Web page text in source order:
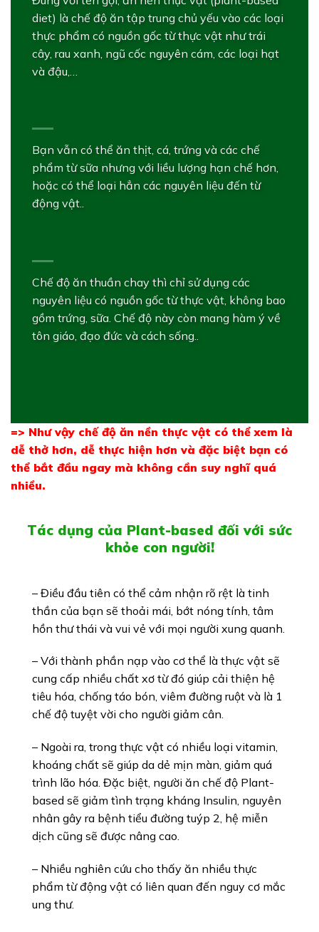
diet) là chế độ ăn tập trung chủ yếu vào các loại
thực phẩm có nguồn gốc từ thực vật như trái
cây, rau xanh, ngũ cốc nguyên cám, các loại hạt
và đậu,…
Bạn vẫn có thể ăn thịt, cá, trứng và các chế
phẩm từ sữa nhưng với liều lượng hạn chế hơn,
hoặc có thể loại hẳn các nguyên liệu đến từ
động vật..
Chế độ ăn thuần chay thì chỉ sử dụng các
nguyên liệu có nguồn gốc từ thực vật, không bao
gồm trứng, sữa. Chế độ này còn mang hàm ý về
tôn giáo, đạo đức và cách sống..
=> Như vậy chế độ ăn nền thực vật có thể xem là
dễ thở hơn, dễ thực hiện hơn và đặc biệt bạn có
thể bắt đầu ngay mà không cần suy nghĩ quá
nhiều.
Tác dụng của Plant-based đối với sức
khỏe con người!
– Điều đầu tiên có thể cảm nhận rõ rệt là tinh
thần của bạn sẽ thoải mái, bớt nóng tính, tâm
hồn thư thái và vui vẻ với mọi người xung quanh.
– Với thành phần nạp vào cơ thể là thực vật sẽ
cung cấp nhiều chất xơ từ đó giúp cải thiện hệ
tiêu hóa, chống táo bón, viêm đường ruột và là 1
chế độ tuyệt vời cho người giảm cân.
– Ngoài ra, trong thực vật có nhiều loại vitamin,
khoáng chất sẽ giúp da dẻ mịn màn, giảm quá
trình lão hóa. Đặc biệt, người ăn chế độ Plant-
based sẽ giảm tình trạng kháng Insulin, nguyên
nhân gây ra bệnh tiểu đường tuýp 2, hệ miễn
dịch cũng sẽ được nâng cao.
– Nhiều nghiên cứu cho thấy ăn nhiều thực
phẩm từ động vật có liên quan đến nguy cơ mắc
ung thư.